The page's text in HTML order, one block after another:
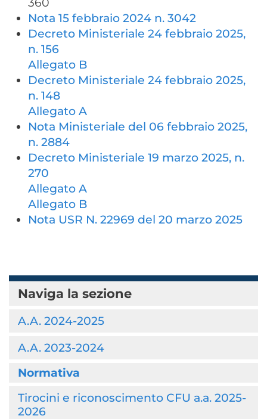
Nota 15 febbraio 2024 n. 3042
Decreto Ministeriale 24 febbraio 2025,
n. 156
Allegato B
Decreto Ministeriale 24 febbraio 2025,
n. 148
Allegato A
Nota Ministeriale del 06 febbraio 2025,
n. 2884
Decreto Ministeriale 19 marzo 2025, n.
270
Allegato A
Allegato B
Nota USR N. 22969 del 20 marzo 2025
Naviga la sezione
A.A. 2024-2025
A.A. 2023-2024
Normativa
Tirocini e riconoscimento CFU a.a. 2025-
2026